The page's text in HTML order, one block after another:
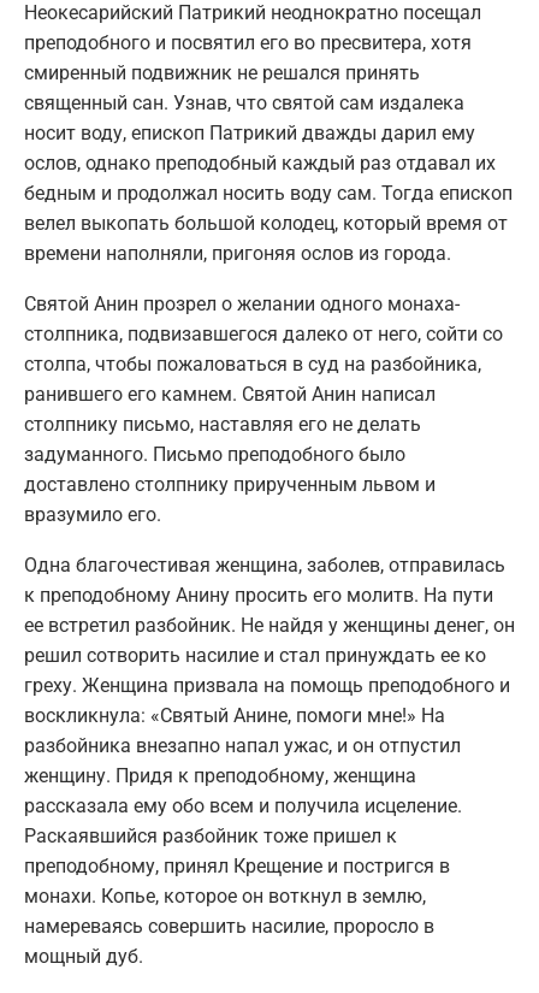
Неокесарийский Патрикий неоднократно посещал
преподобного и посвятил его во пресвитера, хотя
смиренный подвижник не решался принять
священный сан. Узнав, что святой сам издалека
носит воду, епископ Патрикий дважды дарил ему
ослов, однако преподобный каждый раз отдавал их
бедным и продолжал носить воду сам. Тогда епископ
велел выкопать большой колодец, который время от
времени наполняли, пригоняя ослов из города.
Святой Анин прозрел о желании одного монаха-
столпника, подвизавшегося далеко от него, сойти со
столпа, чтобы пожаловаться в суд на разбойника,
ранившего его камнем. Святой Анин написал
столпнику письмо, наставляя его не делать
задуманного. Письмо преподобного было
доставлено столпнику прирученным львом и
вразумило его.
Одна благочестивая женщина, заболев, отправилась
к преподобному Анину просить его молитв. На пути
ее встретил разбойник. Не найдя у женщины денег, он
решил сотворить насилие и стал принуждать ее ко
греху. Женщина призвала на помощь преподобного и
воскликнула: «Святый Анине, помоги мне!» На
разбойника внезапно напал ужас, и он отпустил
женщину. Придя к преподобному, женщина
рассказала ему обо всем и получила исцеление.
Раскаявшийся разбойник тоже пришел к
преподобному, принял Крещение и постригся в
монахи. Копье, которое он воткнул в землю,
намереваясь совершить насилие, проросло в
мощный дуб.